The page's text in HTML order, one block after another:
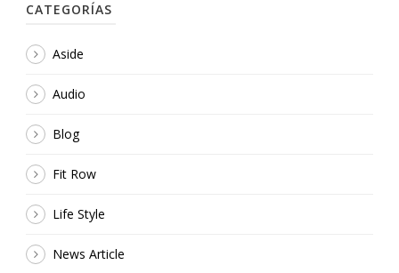
CATEGORÍAS
Aside
Audio
Blog
Fit Row
Life Style
News Article